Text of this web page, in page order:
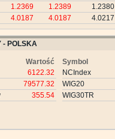
1.2369 1.2389 1.2380
4.0187 4.0187 4.0217
- POLSKA
Wartość
6122.32
79577.32
355.54
Symbol
NCIndex
WIG20
WIG30TR